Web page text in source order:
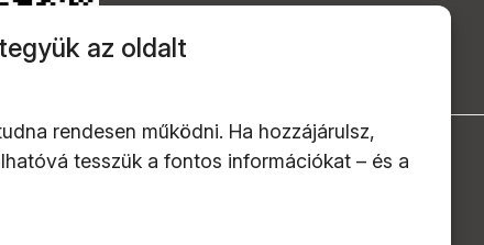
az oldalt
rendesen működni. Ha hozzájárulsz,
tesszük a fontos információkat – és a